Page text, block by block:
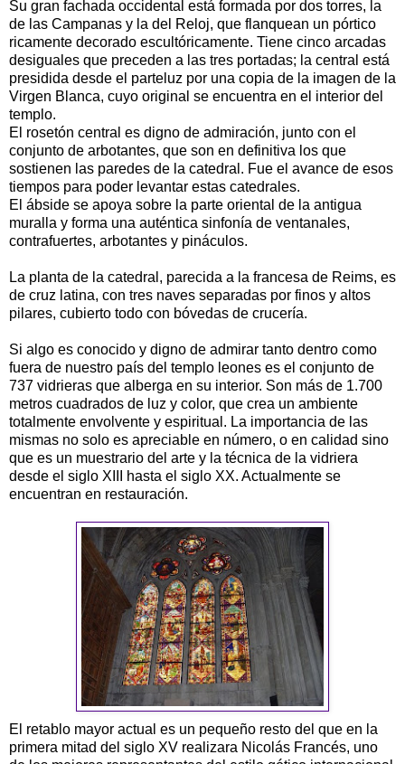
Su gran fachada occidental está formada por dos torres, la
de las Campanas y la del Reloj, que flanquean un pórtico
ricamente decorado escultóricamente. Tiene cinco arcadas
desiguales que preceden a las tres portadas; la central está
presidida desde el parteluz por una copia de la imagen de la
Virgen Blanca, cuyo original se encuentra en el interior del
templo.
El rosetón central es digno de admiración, junto con el
conjunto de arbotantes, que son en definitiva los que
sostienen las paredes de la catedral. Fue el avance de esos
tiempos para poder levantar estas catedrales.
El ábside se apoya sobre la parte oriental de la antigua
muralla y forma una auténtica sinfonía de ventanales,
contrafuertes, arbotantes y pináculos.
La planta de la catedral, parecida a la francesa de Reims, es
de cruz latina, con tres naves separadas por finos y altos
pilares, cubierto todo con bóvedas de crucería.
Si algo es conocido y digno de admirar tanto dentro como
fuera de nuestro país del templo leones es el conjunto de
737 vidrieras que alberga en su interior. Son más de 1.700
metros cuadrados de luz y color, que crea un ambiente
totalmente envolvente y espiritual. La importancia de las
mismas no solo es apreciable en número, o en calidad sino
que es un muestrario del arte y la técnica de la vidriera
desde el siglo XIII hasta el siglo XX. Actualmente se
encuentran en restauración.
El retablo mayor actual es un pequeño resto del que en la
primera mitad del siglo XV realizara Nicolás Francés, uno